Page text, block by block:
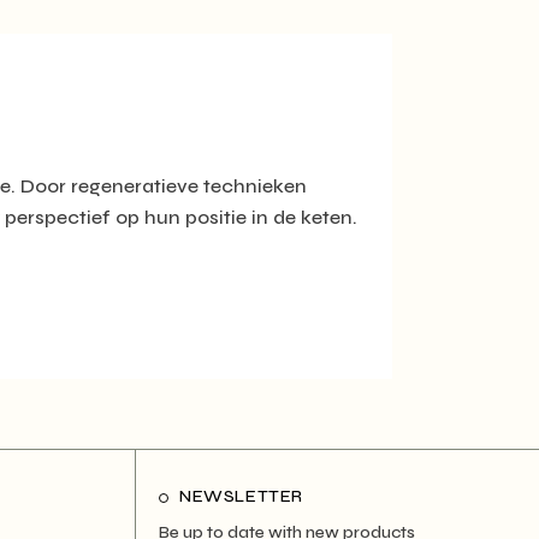
Door regeneratieve technieken
op hun positie in de keten.
NEWSLETTER
Be up to date with new products